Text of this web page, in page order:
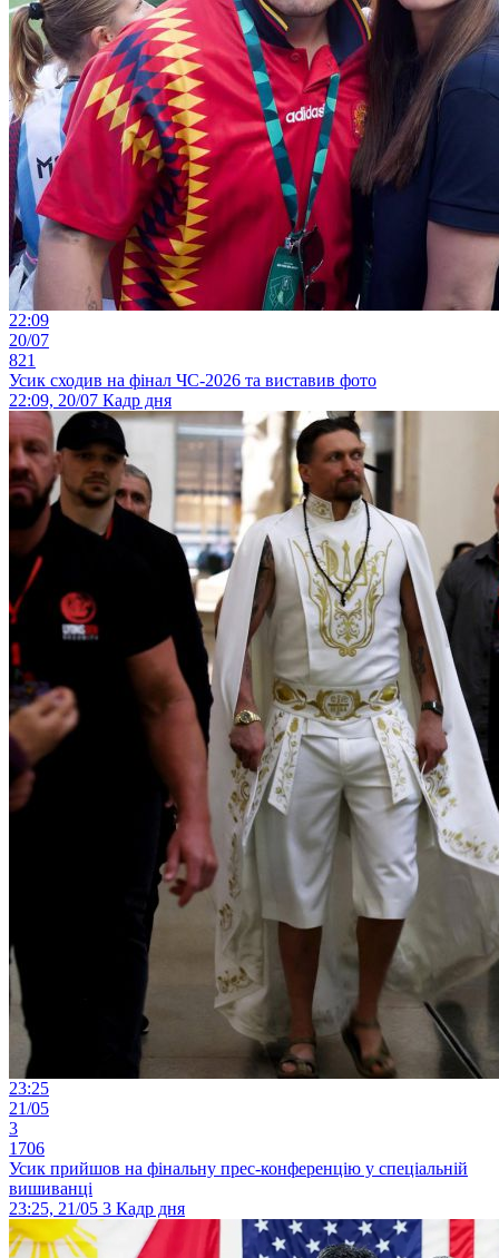
22:09
20/07
821
Усик сходив на фінал ЧС-2026 та виставив фото
22:09, 20/07 Кадр дня
23:25
21/05
3
1706
Усик прийшов на фінальну прес-конференцію у спеціальній
вишиванці
23:25, 21/05 3 Кадр дня